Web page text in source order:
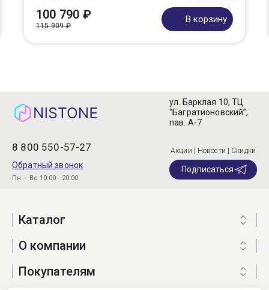
100 790 ₽
115 909 ₽
В корзину
8 800 550-57-27
Обратный звонок
Пн – Вс 10:00 - 20:00
ул. Барклая 10, ТЦ
“Багратионовский”,
пав. А-7
Акции | Новости | Скидки
Подписаться
Каталог
О компании
Покупателям